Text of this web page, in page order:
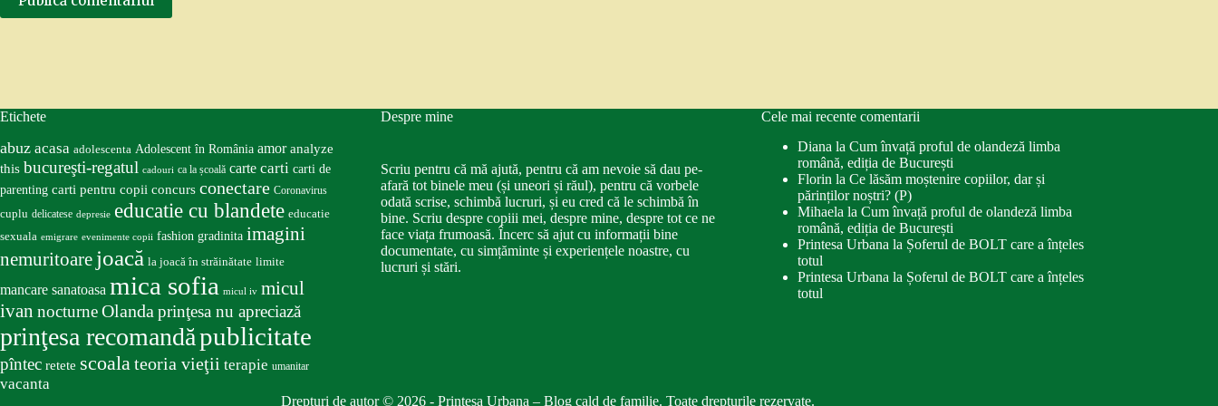
Etichete
abuz acasa adolescenta Adolescent în România amor analyze
this bucureşti-regatul cadouri ca la școală carte carti carti de
parenting carti pentru copii concurs conectare Coronavirus
cuplu delicatese depresie educatie cu blandete educatie
sexuala emigrare evenimente copii fashion gradinita imagini
nemuritoare joacă la joacă în străinătate limite
mancare sanatoasa mica sofia micul iv micul
ivan nocturneOlanda prinţesa nu apreciază
prinţesa recomandăpublicitate
pîntec retete scoalateoria vieţii terapie umanitar
vacanta
Despre mine
Scriu pentru că mă ajută, pentru că am nevoie să dau pe-
afară tot binele meu (și uneori și răul), pentru că vorbele
odată scrise, schimbă lucruri, și eu cred că le schimbă în
bine. Scriu despre copiii mei, despre mine, despre tot ce ne
face viața frumoasă. Încerc să ajut cu informații bine
documentate, cu simțăminte și experiențele noastre, cu
lucruri și stări.
Cele mai recente comentarii
Diana la Cum învață proful de olandeză limba
română, ediția de București
Florin la Ce lăsăm moștenire copiilor, dar și
părinților noștri? (P)
Mihaela la Cum învață proful de olandeză limba
română, ediția de București
Printesa Urbana la Șoferul de BOLT care a înțeles
totul
Printesa Urbana la Șoferul de BOLT care a înțeles
totul
Drepturi de autor © 2026 - Printesa Urbana – Blog cald de familie. Toate drepturile rezervate.